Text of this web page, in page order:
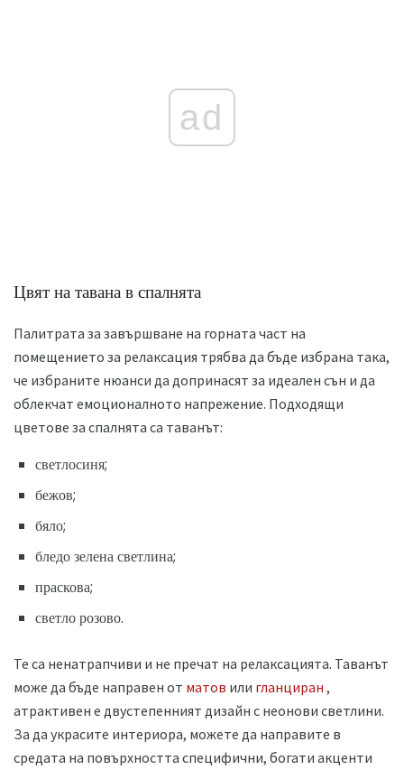
ad
Цвят на тавана в спалнята
Палитрата за завършване на горната част на
помещението за релаксация трябва да бъде избрана така,
че избраните нюанси да допринасят за идеален сън и да
облекчат емоционалното напрежение. Подходящи
цветове за спалнята са таванът:
светлосиня;
бежов;
бяло;
бледо зелена светлина;
праскова;
светло розово.
Те са ненатрапчиви и не пречат на релаксацията. Таванът
може да бъде направен от матов или гланциран ,
атрактивен е двустепенният дизайн с неонови светлини.
За да украсите интериора, можете да направите в
средата на повърхността специфични, богати акценти